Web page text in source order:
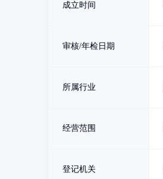
成立时间
审核/年检日期
所属行业
经营范围
登记机关